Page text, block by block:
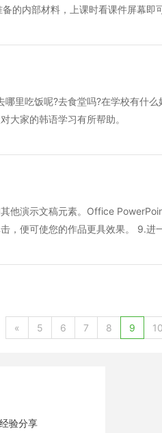
小编在这里祝大家步步高升，更上
的内部材料，上课时看课件屏幕
题深度讲解：沪江网校《日语能力
里吃饭呢?去食堂吗?在学校有什么
大家的韩语学习有所帮助。
他演示文稿元素。Office
，便可使您的作品更具效果。 9.
保只能按照您需要的方式来修改或
悉ppt的视频教程，自己多练习练习
«
5 6 7 8 9
验分享